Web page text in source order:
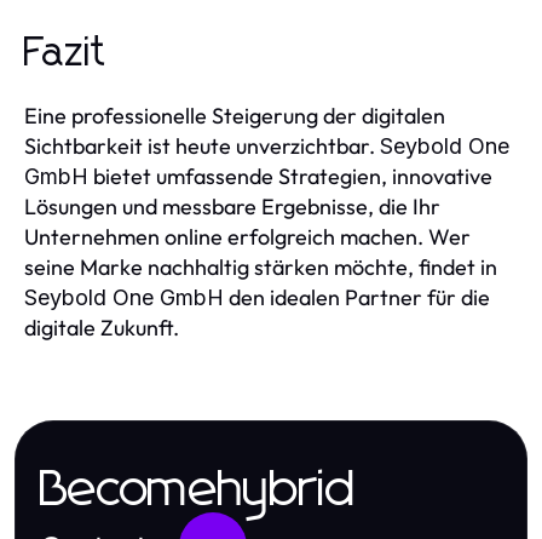
Fazit
Eine professionelle Steigerung der digitalen
Sichtbarkeit ist heute unverzichtbar. Seybold One
GmbH bietet umfassende Strategien, innovative
Lösungen und messbare Ergebnisse, die Ihr
Unternehmen online erfolgreich machen. Wer
seine Marke nachhaltig stärken möchte, findet in
Seybold One GmbH den idealen Partner für die
digitale Zukunft.
Becomehybrid